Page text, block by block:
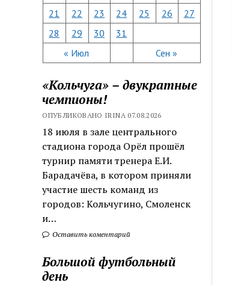
« Июл Сен »
21
22 23 24 25 26
27
28
29 30 31
«Кольчуга» – двукратные
чемпионы!
ОПУБЛИКОВАНО IRINA 07.08.2026
18 июля в зале центрального
стадиона города Орёл прошёл
турнир памяти тренера Е.И.
Барадачёва, в котором приняли
участие шесть команд из
городов: Кольчугино, Смоленск
и…
Оставить коментарий
Большой футбольный
день